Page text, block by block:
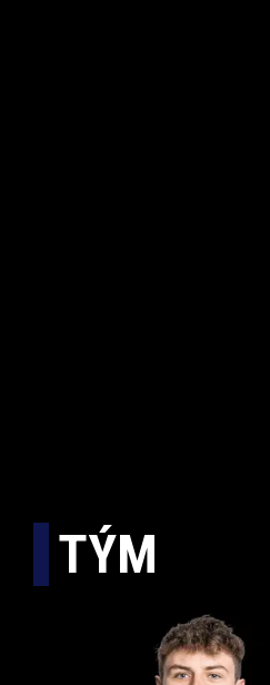
TÝM